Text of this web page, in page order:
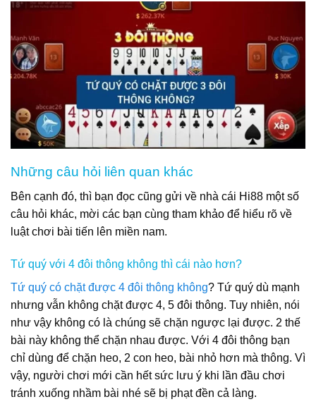
Những câu hỏi liên quan khác
Bên cạnh đó, thì bạn đọc cũng gửi về nhà cái Hi88 một số
câu hỏi khác, mời các bạn cùng tham khảo để hiểu rõ về
luật chơi bài tiến lên miền nam.
Tứ quý với 4 đôi thông không thì cái nào hơn?
Tứ quý có chặt được 4 đôi thông không? Tứ quý dù mạnh
nhưng vẫn không chặt được 4, 5 đôi thông. Tuy nhiên, nói
như vậy không có là chúng sẽ chặn ngược lại được. 2 thế
bài này không thể chặn nhau được. Với 4 đôi thông bạn
chỉ dùng để chặn heo, 2 con heo, bài nhỏ hơn mà thông. Vì
vậy, người chơi mới cần hết sức lưu ý khi lần đầu chơi
tránh xuống nhầm bài nhé sẽ bị phạt đền cả làng.